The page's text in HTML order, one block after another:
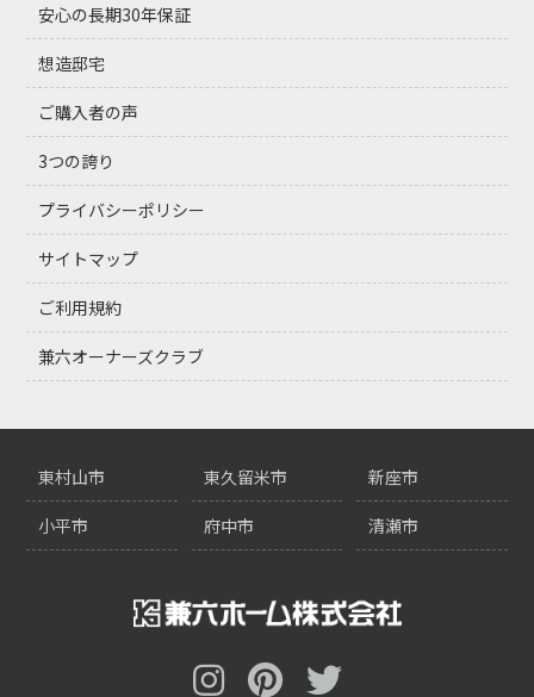
安心の長期30年保証
想造邸宅
ご購入者の声
3つの誇り
プライバシーポリシー
サイトマップ
ご利用規約
兼六オーナーズクラブ
東村山市 東久留米市 新座市
小平市 府中市 清瀬市